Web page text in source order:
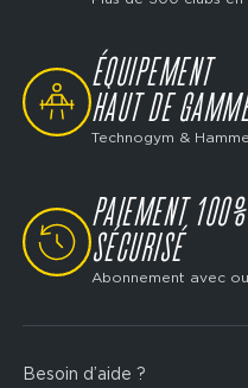
SVG
ÉQUIPEMENT
HAUT DE
Technogym &
SVG
PAIEMENT 100%
SÉCURISÉ
Abonnement avec
Footer
Besoin d’aide ?